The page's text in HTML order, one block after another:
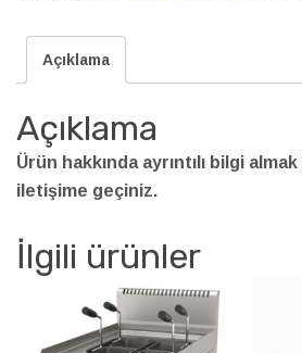
Açıklama
Açıklama
Ürün hakkında ayrıntılı bilgi
iletişime geçiniz.
İlgili ürünler